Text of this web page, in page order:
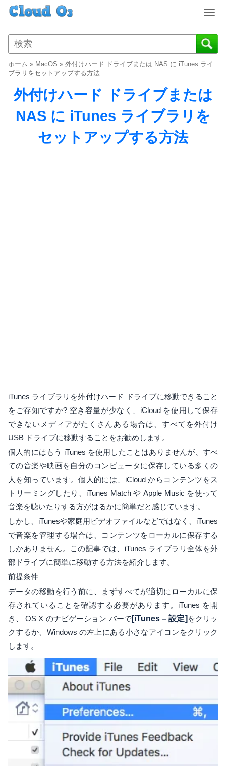
T
g
g
e
a
v
i
ホーム » MacOS » 外付けハード ドライブまたは NAS に iTunes ライ
ブラリをセットアップする方法
外付けハード ドライブまたは
NAS に iTunes ライブラリを
セットアップする方法
iTunes ライブラリを外付けハード ドライブに移動できること
をご存知ですか? 空き容量が少なく、iCloud を使用して保存
できないメディアがたくさんある場合は、すべてを外付け
USB ドライブに移動することをお勧めします。
個人的にはもう iTunes を使用したことはありませんが、すべ
ての音楽や映画を自分のコンピュータに保存している多くの
人を知っています。個人的には、iCloud からコンテンツをス
トリーミングしたり、iTunes Match や Apple Music を使って
音楽を聴いたりする方がはるかに簡単だと感じています。
しかし、iTunesや家庭用ビデオファイルなどではなく、iTunes
で音楽を管理する場合は、コンテンツをローカルに保存する
しかありません。この記事では、iTunes ライブラリ全体を外
部ドライブに簡単に移動する方法を紹介します。
前提条件
データの移動を行う前に、まずすべてが適切にローカルに保
存されていることを確認する必要があります。iTunes を開
き、 OS X のナビゲーション バーで[iTunes – 設定] をクリッ
クするか、Windows の左上にある小さなアイコンをクリック
します。